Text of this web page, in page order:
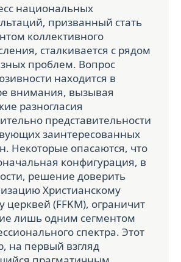
национальных
призванный стать
коллективного
сталкивается с рядом
проблем. Вопрос
находится в
внимания, вызывая
разногласия
представительности
заинтересованных
Некоторые опасаются, что
конфигурация, в
решение доверить
Христианскому
церквей (FFKM), ограничит
лишь одним сегментом
спектра. Этот
на первый взгляд